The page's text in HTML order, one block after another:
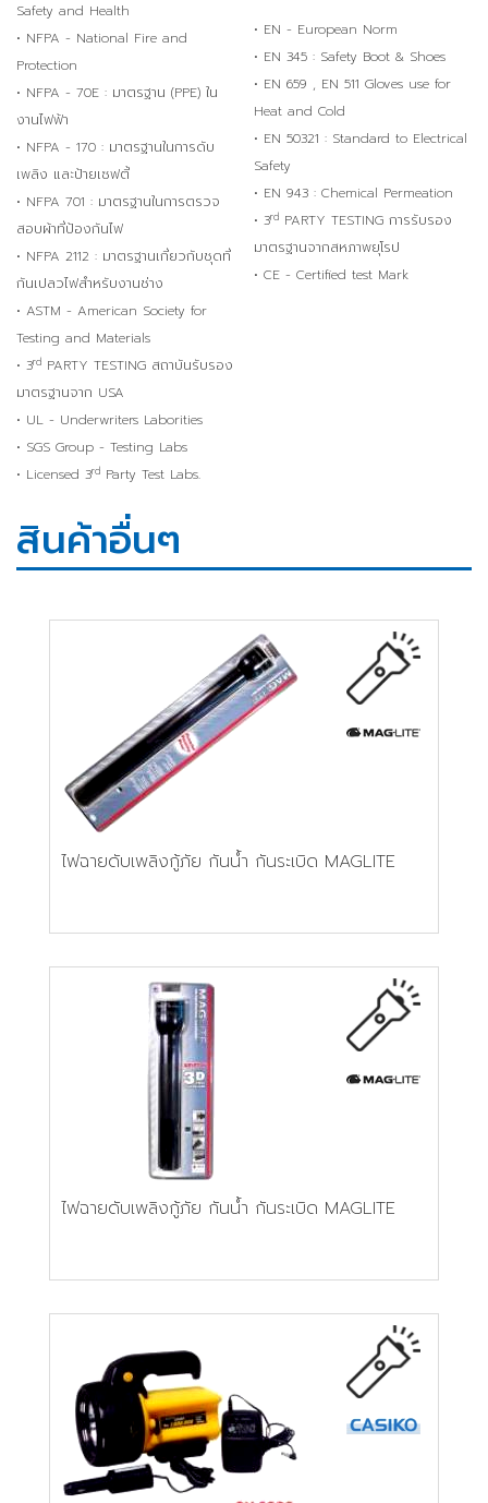
Safety and Health
• NFPA - National Fire and
Protection
• NFPA - 70E : มาตรฐาน (PPE) ใน
งานไฟฟ้า
• NFPA - 170 : มาตรฐานในการดับ
เพลิง และป้ายเซฟตี้
• NFPA 701 : มาตรฐานในการตรวจ
สอบผ้าที่ป้องกันไฟ
• NFPA 2112 : มาตรฐานเกี่ยวกับชุดที่
กันเปลวไฟสำหรับงานช่าง
• ASTM - American Society for
Testing and Materials
• 3rd PARTY TESTING สถาบันรับรอง
มาตรฐานจาก USA
• UL - Underwriters Laborities
• SGS Group - Testing Labs
• Licensed 3rd Party Test Labs.
• EN - European Norm
• EN 345 : Safety Boot & Shoes
• EN 659 , EN 511 Gloves use for
Heat and Cold
• EN 50321 : Standard to Electrical
Safety
• EN 943 : Chemical Permeation
• 3rd PARTY TESTING การรับรอง
มาตรฐานจากสหภาพยุโรป
• CE - Certified test Mark
สินค้าอื่นๆ
ไฟฉายดับเพลิงกู้ภัย กันน้ำ กันระเบิด MAGLITE
ไฟฉายดับเพลิงกู้ภัย กันน้ำ กันระเบิด MAGLITE